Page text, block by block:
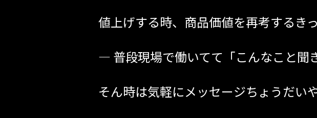
値上げする時、商品価値を再考するき
— 普段現場で働いてて「こんなこと聞
そん時は気軽にメッセージちょうだい